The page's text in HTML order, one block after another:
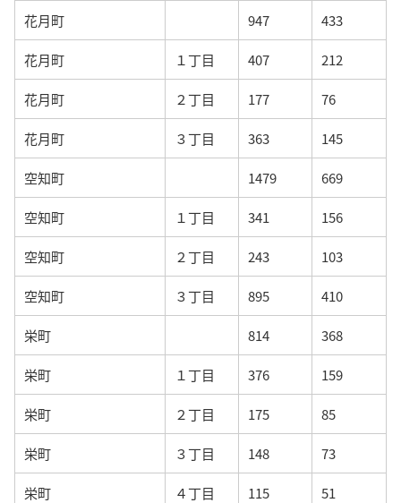
花月町 947 433
花月町 １丁目 407 212
花月町 ２丁目 177 76
花月町 ３丁目 363 145
空知町 1479 669
空知町 １丁目 341 156
空知町 ２丁目 243 103
空知町 ３丁目 895 410
栄町 814 368
栄町 １丁目 376 159
栄町 ２丁目 175 85
栄町 ３丁目 148 73
栄町 ４丁目 115 51